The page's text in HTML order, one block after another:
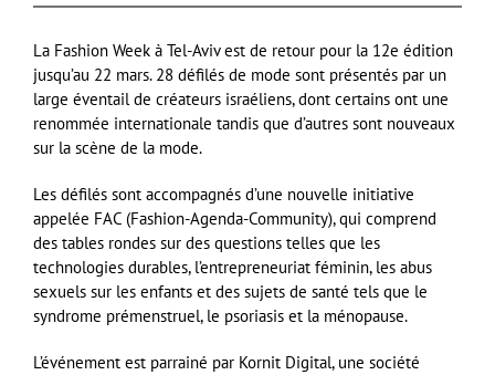
La Fashion Week à Tel-Aviv est de retour pour la 12e édition
jusqu’au 22 mars. 28 défilés de mode sont présentés par un
large éventail de créateurs israéliens, dont certains ont une
renommée internationale tandis que d’autres sont nouveaux
sur la scène de la mode.
Les défilés sont accompagnés d’une nouvelle initiative
appelée FAC (Fashion-Agenda-Community), qui comprend
des tables rondes sur des questions telles que les
technologies durables, l’entrepreneuriat féminin, les abus
sexuels sur les enfants et des sujets de santé tels que le
syndrome prémenstruel, le psoriasis et la ménopause.
L’événement est parrainé par Kornit Digital, une société